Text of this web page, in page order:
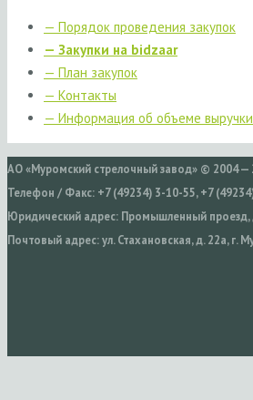
— Порядок проведения закупок
— Закупки на bidzaar
— План закупок
— Контакты
— Информация об объеме
АО «Муромский стрелочный завод» © 2004 —
Телефон / Факс: +7 (49234) 3-10-55, +7
Юридический адрес: Промышленный проезд,
Почтовый адрес: ул. Стахановская, д. 22а, г.